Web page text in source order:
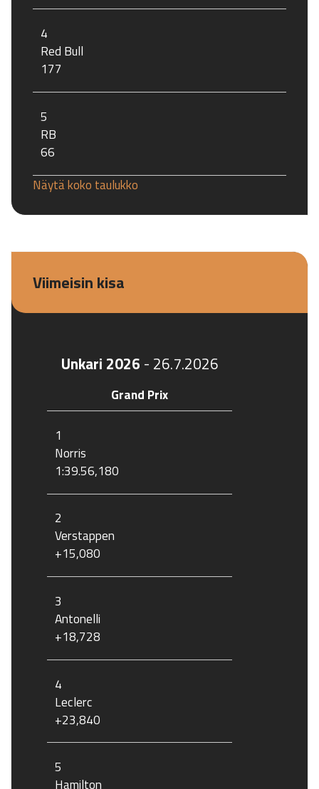
4
Red Bull
177
5
RB
66
Näytä koko taulukko
Viimeisin kisa
Unkari 2026 - 26.7.2026
Grand Prix
1
Norris
1:39.56,180
2
Verstappen
+15,080
3
Antonelli
+18,728
4
Leclerc
+23,840
5
Hamilton